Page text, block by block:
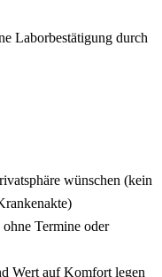
Laborbestätigung durch
wünschen (kein
Termine oder
Wert auf Komfort legen